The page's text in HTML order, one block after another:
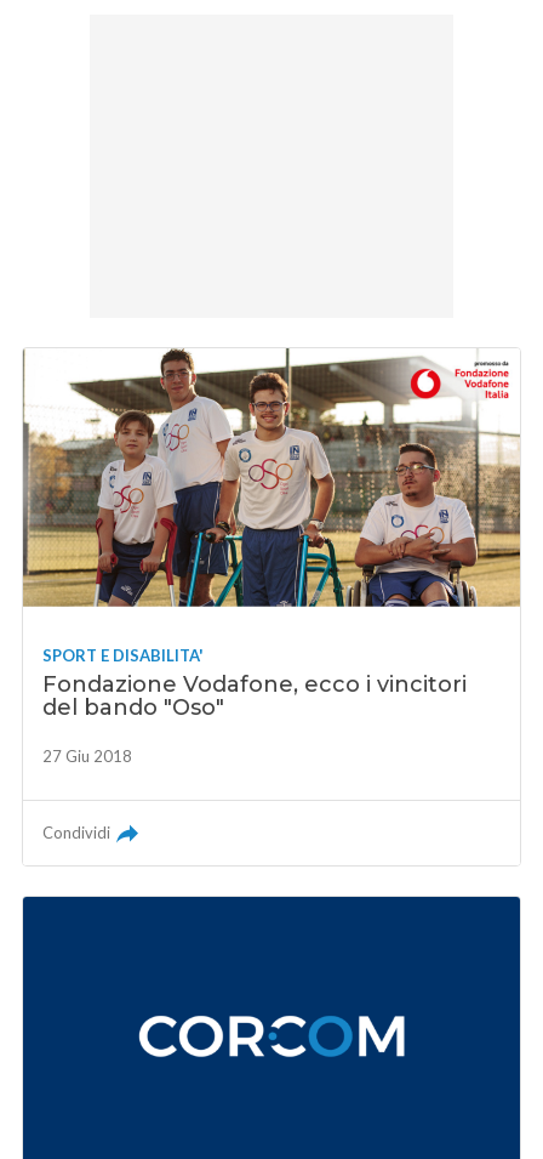
SPORT E DISABILITA'
Fondazione Vodafone, ecco i vincitori
del bando "Oso"
27 Giu 2018
Condividi